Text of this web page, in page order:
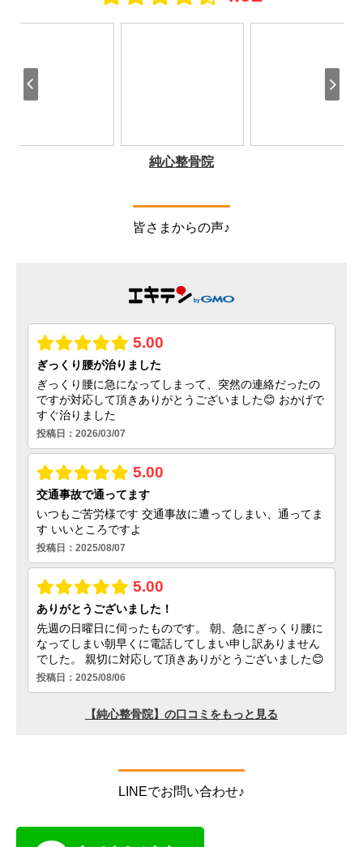
皆さまからの声♪
LINEでお問い合わせ♪